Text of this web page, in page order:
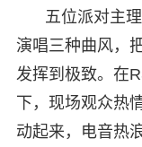
五位派对主
演唱三种曲风，
发挥到极致。在
下，现场观众热
动起来，电音热